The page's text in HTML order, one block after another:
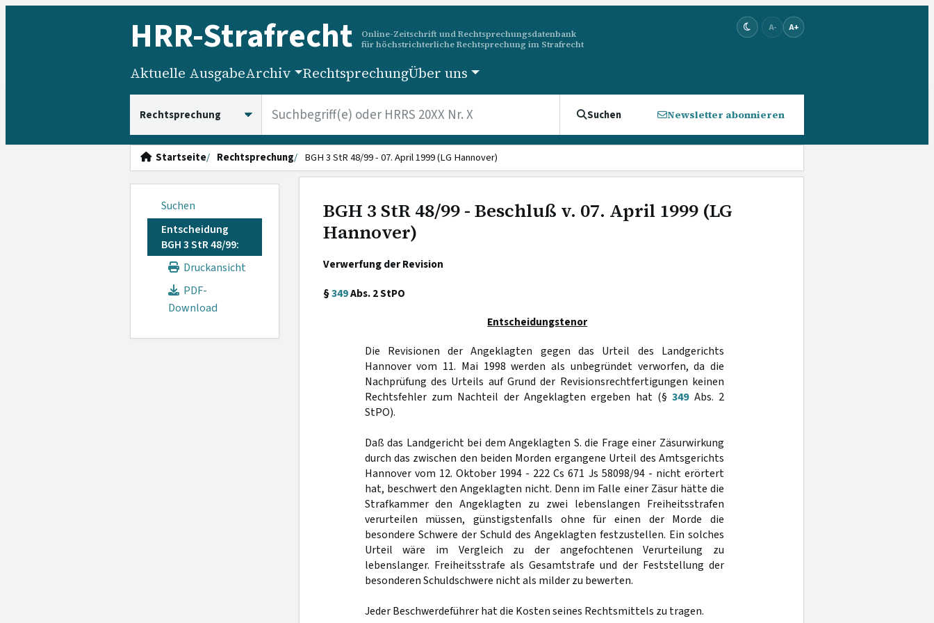
HRR-Strafrecht
Online-Zeitschrift und Rechtsprechungsdatenbank
für höchstrichterliche Rechtsprechung im Strafrecht
A- A+
Aktuelle AusgabeArchiv RechtsprechungÜber uns
Suchen Newsletter abonnieren
Startseite Rechtsprechung BGH 3 StR 48/99 - 07. April 1999 (LG Hannover)
Suchen
Entscheidung
BGH 3 StR 48/99:
Druckansicht
PDF-
Download
BGH 3 StR 48/99 - Beschluß v. 07. April 1999 (LG
Hannover)
Verwerfung der Revision
§349Abs. 2 StPO
Entscheidungstenor
Die Revisionen der Angeklagten gegen das Urteil des Landgerichts
Hannover vom 11. Mai 1998 werden als unbegründet verworfen, da die
Nachprüfung des Urteils auf Grund der Revisionsrechtfertigungen keinen
Rechtsfehler zum Nachteil der Angeklagten ergeben hat (§349Abs. 2
StPO).
Daß das Landgericht bei dem Angeklagten S. die Frage einer Zäsurwirkung
durch das zwischen den beiden Morden ergangene Urteil des Amtsgerichts
Hannover vom 12. Oktober 1994 - 222 Cs 671 Js 58098/94 - nicht erörtert
hat, beschwert den Angeklagten nicht. Denn im Falle einer Zäsur hätte die
Strafkammer den Angeklagten zu zwei lebenslangen Freiheitsstrafen
verurteilen müssen, günstigstenfalls ohne für einen der Morde die
besondere Schwere der Schuld des Angeklagten festzustellen. Ein solches
Urteil wäre im Vergleich zu der angefochtenen Verurteilung zu
lebenslanger. Freiheitsstrafe als Gesamtstrafe und der Feststellung der
besonderen Schuldschwere nicht als milder zu bewerten.
Jeder Beschwerdeführer hat die Kosten seines Rechtsmittels zu tragen.